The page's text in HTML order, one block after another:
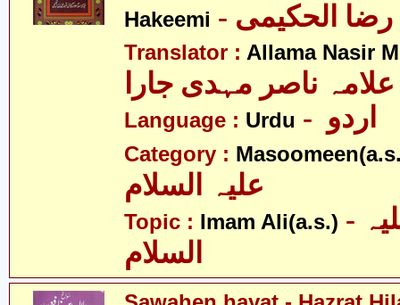
Hakeemi
رضا الحکیمی
Translator : Allama Nasir
علامہ ناصر مہدی جارا
Language : Urdu
Category :
Topic : Imam Ali(a.s.) - امام علی علیہ
السلام